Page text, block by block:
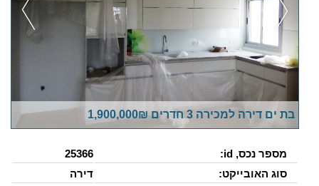
בת ים דירה למכירה 3 חדרים 1,900,000₪
מספר נכס, id:
25366
סוג האובייקט:
דירה